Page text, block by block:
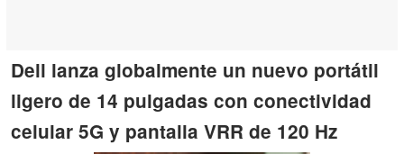
Dell lanza globalmente un nuevo portátil
ligero de 14 pulgadas con conectividad
celular 5G y pantalla VRR de 120 Hz